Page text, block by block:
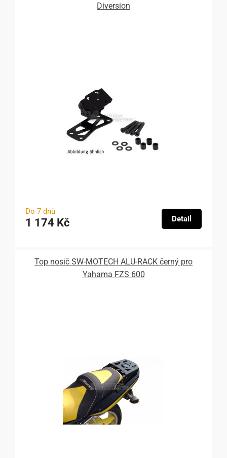
Diversion
Do 7 dnů
1 174 Kč Detail
Top nosič SW-MOTECH ALU-RACK černý pro
Yahama FZS 600